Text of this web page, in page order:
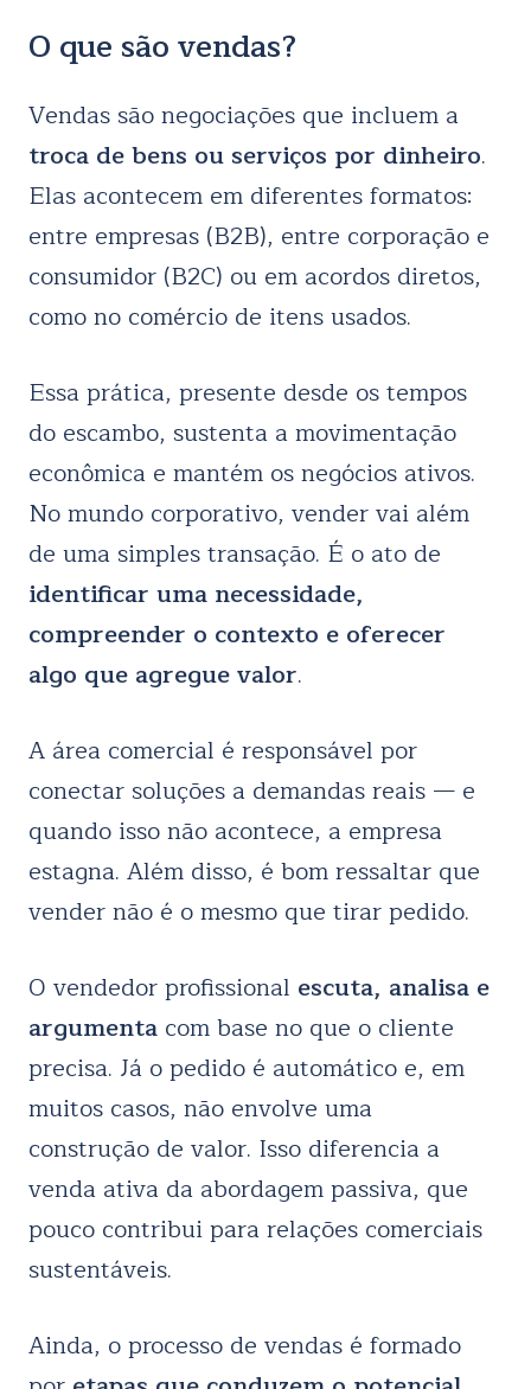
O que são vendas?
Vendas são negociações que incluem a
troca de bens ou serviços por dinheiro.
Elas acontecem em diferentes formatos:
entre empresas (B2B), entre corporação e
consumidor (B2C) ou em acordos diretos,
como no comércio de itens usados.
Essa prática, presente desde os tempos
do escambo, sustenta a movimentação
econômica e mantém os negócios ativos.
No mundo corporativo, vender vai além
de uma simples transação. É o ato de
identificar uma necessidade,
compreender o contexto e oferecer
algo que agregue valor.
A área comercial é responsável por
conectar soluções a demandas reais — e
quando isso não acontece, a empresa
estagna. Além disso, é bom ressaltar que
vender não é o mesmo que tirar pedido.
O vendedor profissional escuta, analisa e
argumenta com base no que o cliente
precisa. Já o pedido é automático e, em
muitos casos, não envolve uma
construção de valor. Isso diferencia a
venda ativa da abordagem passiva, que
pouco contribui para relações comerciais
sustentáveis.
Ainda, o processo de vendas é formado